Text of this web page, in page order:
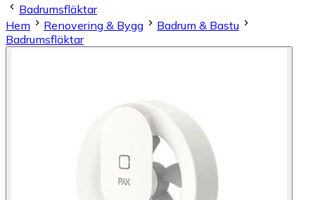
Badrumsfläktar
Hem
Renovering & Bygg
Badrum & Bastu
Badrumsfläktar